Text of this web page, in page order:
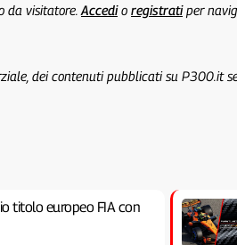
da visitatore. Accedio registratiper
dei contenuti pubblicati su P300.it
titolo europeo FIA con